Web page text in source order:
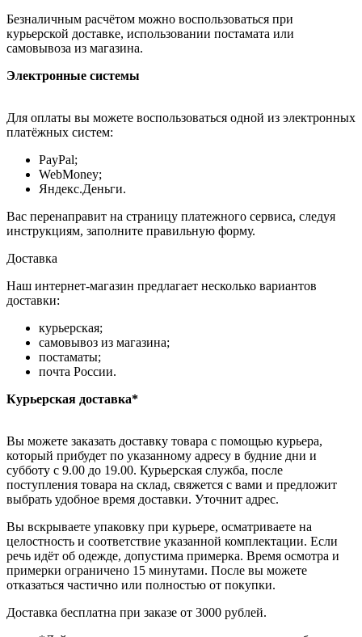
Безналичным расчётом можно воспользоваться при
курьерской доставке, использовании постамата или
самовывоза из магазина.
Электронные системы
Для оплаты вы можете воспользоваться одной из электронных
платёжных систем:
PayPal;
WebMoney;
Яндекс.Деньги.
Вас перенаправит на страницу платежного сервиса, следуя
инструкциям, заполните правильную форму.
Доставка
Наш интернет-магазин предлагает несколько вариантов
доставки:
курьерская;
самовывоз из магазина;
постаматы;
почта России.
Курьерская доставка*
Вы можете заказать доставку товара с помощью курьера,
который прибудет по указанному адресу в будние дни и
субботу с 9.00 до 19.00. Курьерская служба, после
поступления товара на склад, свяжется с вами и предложит
выбрать удобное время доставки. Уточнит адрес.
Вы вскрываете упаковку при курьере, осматриваете на
целостность и соответствие указанной комплектации. Если
речь идёт об одежде, допустима примерка. Время осмотра и
примерки ограничено 15 минутами. После вы можете
отказаться частично или полностью от покупки.
Доставка бесплатна при заказе от 3000 рублей.